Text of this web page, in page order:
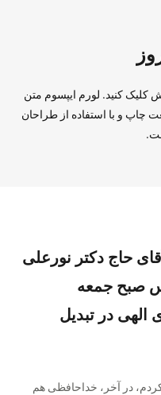
کلیک کنید. لورم ایپسوم متن
چاپ و با استفاده از طراحان
حاج دکتر نورعلی
صبح جمعه
الهی در تبدیل
در آخر، خداحافظی هم